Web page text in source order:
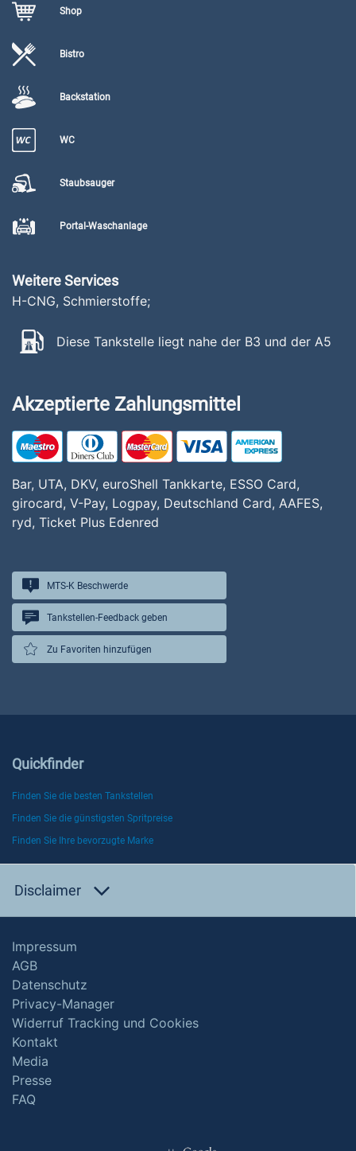
Shop
Bistro
Backstation
WC
Staubsauger
Portal-Waschanlage
Weitere Services
H-CNG, Schmierstoffe;
Diese Tankstelle liegt nahe der B3 und der A5
Akzeptierte Zahlungsmittel
Bar, UTA, DKV, euroShell Tankkarte, ESSO Card,
girocard, V-Pay, Logpay, Deutschland Card, AAFES,
ryd, Ticket Plus Edenred
MTS-K Beschwerde
Tankstellen-Feedback geben
Zu Favoriten hinzufügen
Quickfinder
Finden Sie die besten Tankstellen
Finden Sie die günstigsten Spritpreise
Finden Sie Ihre bevorzugte Marke
Disclaimer
Impressum
AGB
Datenschutz
Privacy-Manager
Widerruf Tracking und Cookies
Kontakt
Media
Presse
FAQ